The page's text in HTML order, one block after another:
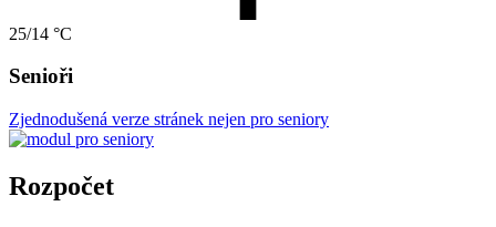
25/14 °C
Senioři
Zjednodušená verze stránek nejen pro seniory
Rozpočet